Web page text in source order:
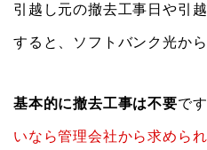
引越し元の撤去工事日や引
すると、ソフトバンク光か
基本的に撤去工事は不要で
いなら管理会社から求めら